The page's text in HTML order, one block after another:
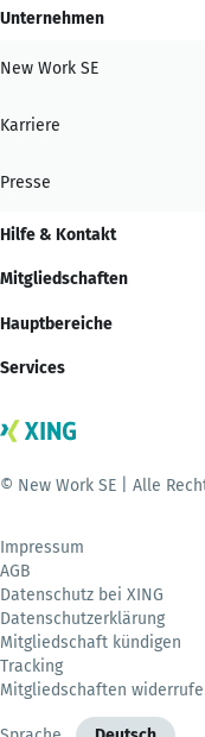
Unternehmen
New Work SE
Karriere
Presse
Hilfe & Kontakt
Mitgliedschaften
Hauptbereiche
Services
© New Work SE | Alle
Impressum
AGB
Datenschutz bei XING
Datenschutzerklärung
Mitgliedschaft kündigen
Tracking
Mitgliedschaften